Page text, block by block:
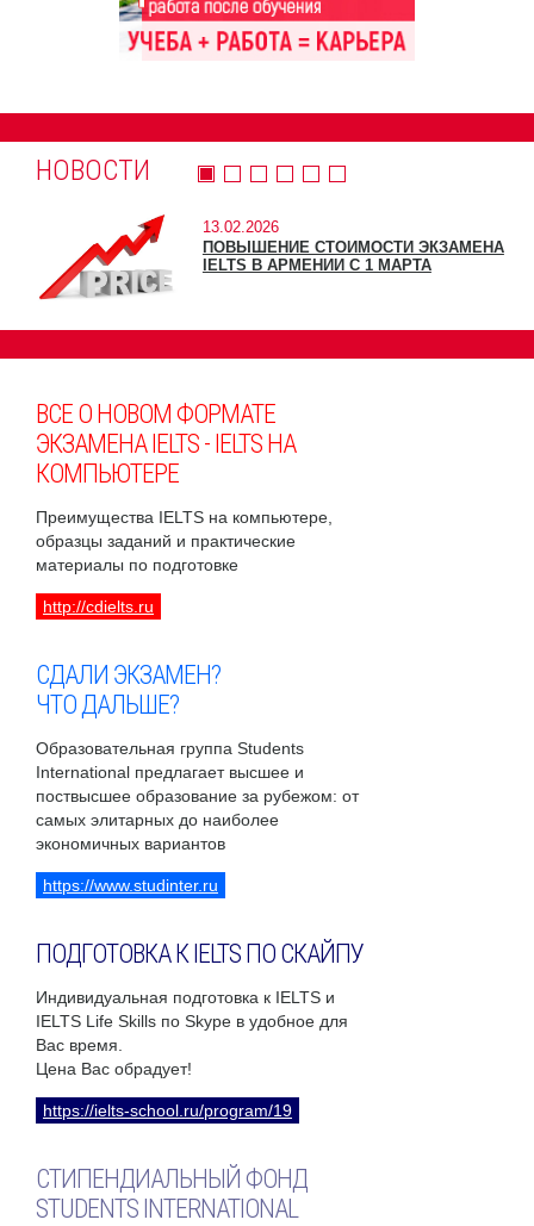
НОВОСТИ
13.02.2026
ПОВЫШЕНИЕ СТОИМОСТИ ЭКЗАМЕНА
IELTS В АРМЕНИИ С 1 МАРТА
ВСЕ О НОВОМ ФОРМАТЕ
ЭКЗАМЕНА IELTS - IELTS НА
КОМПЬЮТЕРЕ
Преимущества IELTS на компьютере,
образцы заданий и практические
материалы по подготовке
http://cdielts.ru
СДАЛИ ЭКЗАМЕН?
ЧТО ДАЛЬШЕ?
Образовательная группа Students
International предлагает высшее и
поствысшее образование за рубежом: от
самых элитарных до наиболее
экономичных вариантов
https://www.studinter.ru
ПОДГОТОВКА К IELTS ПО СКАЙПУ
Индивидуальная подготовка к IELTS и
IELTS Life Skills по Skype в удобное для
Вас время.
Цена Вас обрадует!
https://ielts-school.ru/program/19
СТИПЕНДИАЛЬНЫЙ ФОНД
STUDENTS INTERNATIONAL